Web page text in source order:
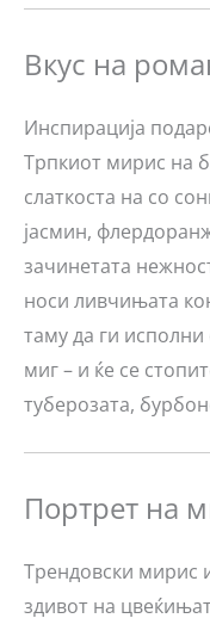
Вкус на
Инспирација
Трпкиот мирис на
слаткоста на со
јасмин,
зачинетата
носи ливчињата
таму да ги
миг – и ќе се
туберозата,
Портрет на
Трендовски мирис
здивот на